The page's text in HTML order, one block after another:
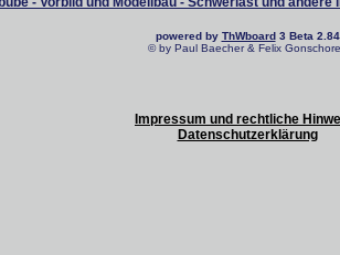
powered by ThWboard3 Beta 2.84
© by Paul Baecher & Felix
Impressum und rechtliche
Datenschutzerklärung